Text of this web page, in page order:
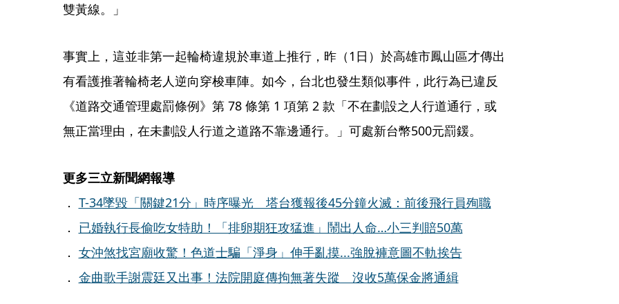
雙黃線。」
事實上，這並非第一起輪椅違規於車道上推行，昨（1日）於高雄市鳳山區才傳出
有看護推著輪椅老人逆向穿梭車陣。如今，台北也發生類似事件，此行為已違反
《道路交通管理處罰條例》第 78 條第 1 項第 2 款「不在劃設之人行道通行，或
無正當理由，在未劃設人行道之道路不靠邊通行。」可處新台幣500元罰鍰。
更多三立新聞網報導
． T-34墜毀「關鍵21分」時序曝光 塔台獲報後45分鐘火滅：前後飛行員殉職
． 已婚執行長偷吃女特助！「排卵期狂攻猛進」鬧出人命…小三判賠50萬
． 女沖煞找宮廟收驚！色道士騙「淨身」伸手亂摸...強脫褲意圖不軌挨告
． 金曲歌手謝震廷又出事！法院開庭傳拘無著失蹤 沒收5萬保金將通緝